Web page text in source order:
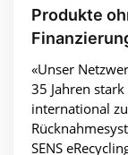
Produkte
«Unser
35 Jahren
international
SENS